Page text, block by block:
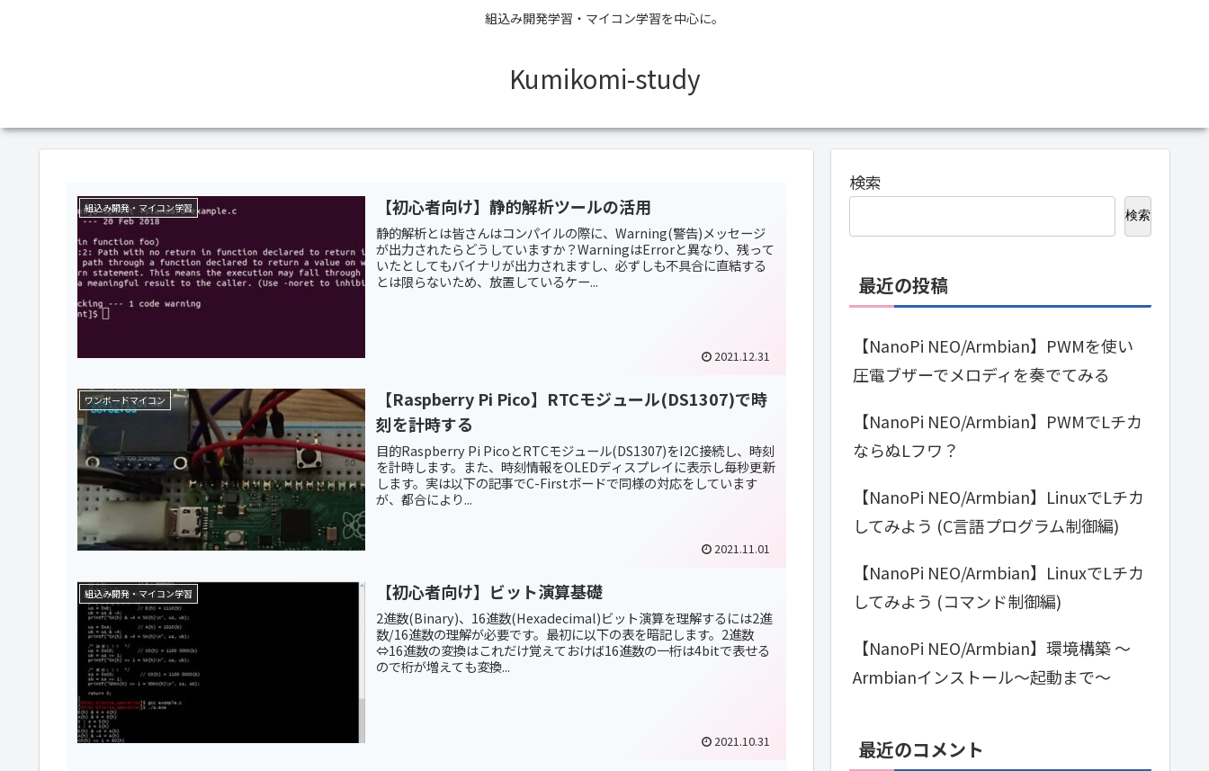
組込み開発学習・マイコン学習を中心に。
Kumikomi-study
組込み開発・マイコン学習 【初心者向け】静的解析ツールの活用
静的解析とは皆さんはコンパイルの際に、Warning(警告)メッセージ
が出力されたらどうしていますか？WarningはErrorと異なり、残って
いたとしてもバイナリが出力されますし、必ずしも不具合に直結する
とは限らないため、放置しているケー...
2021.12.31
ワンボードマイコン
【Raspberry Pi Pico】RTCモジュール(DS1307)で時
刻を計時する
目的Raspberry Pi PicoとRTCモジュール(DS1307)をI2C接続し、時刻
を計時します。また、時刻情報をOLEDディスプレイに表示し毎秒更新
します。実は以下の記事でC-Firstボードで同様の対応をしています
が、都合により...
2021.11.01
組込み開発・マイコン学習 【初心者向け】ビット演算基礎
2進数(Binary)、16進数(Hexadecimal)ビット演算を理解するには2進
数/16進数の理解が必要です。最初に以下の表を暗記します。2進数
⇔16進数の変換はこれだけ覚えておけば16進数の一桁は4bitで表せる
ので桁が増えても変換...
2021.10.31
検索
検索
最近の投稿
【NanoPi NEO/Armbian】PWMを使い
圧電ブザーでメロディを奏でてみる
【NanoPi NEO/Armbian】PWMでLチカ
ならぬLフワ？
【NanoPi NEO/Armbian】LinuxでLチカ
してみよう (C言語プログラム制御編)
【NanoPi NEO/Armbian】LinuxでLチカ
してみよう (コマンド制御編)
【NanoPi NEO/Armbian】環境構築 ～
Armbianインストール～起動まで～
最近のコメント